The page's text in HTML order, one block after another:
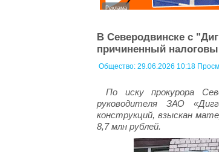
В Северодвинске с
причиненный
Общество: 29.06.2026 10:18
По иску прокурора
руководителя ЗАО
конструкций, взыскан
8,7 млн рублей.